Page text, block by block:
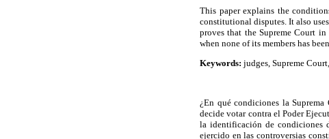
This paper explains the
constitutional disputes. It also
proves that the Supreme Court
when none of its members has
Keywords: judges, Supreme
¿En qué condiciones la
decide votar contra el Poder
la identificación de condiciones
ejercido en las controversias